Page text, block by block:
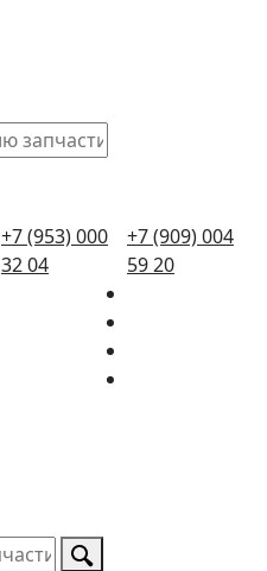
+7 (953) 000
32 04
+7 (909) 004
59 20